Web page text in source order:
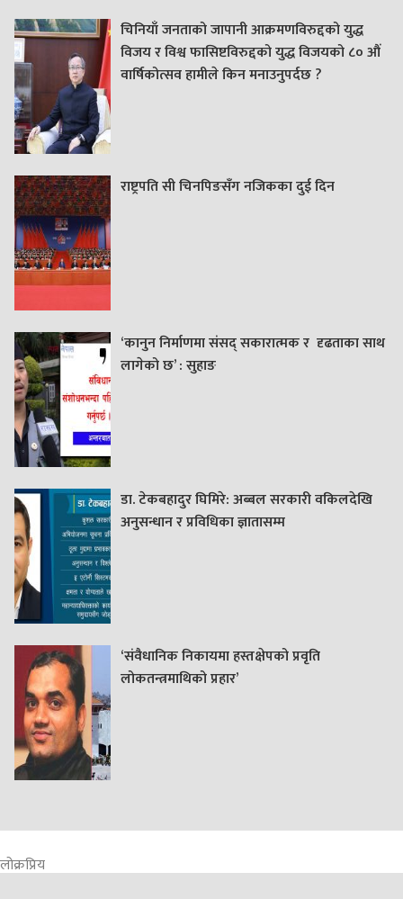
चिनियाँ जनताको जापानी आक्रमणविरुद्दको युद्ध
विजय र विश्व फासिष्टविरुद्दको युद्ध विजयको ८० औं
वार्षिकोत्सव हामीले किन मनाउनुपर्दछ ?
राष्ट्रपति सी चिनपिङसँग नजिकका दुई दिन
‘कानुन निर्माणमा संसद् सकारात्मक र दृढताका साथ
लागेको छ’ : सुहाङ
डा. टेकबहादुर घिमिरे: अब्बल सरकारी वकिलदेखि
अनुसन्धान र प्रविधिका ज्ञातासम्म
‘संवैधानिक निकायमा हस्तक्षेपको प्रवृति
लोकतन्त्रमाथिको प्रहार’
लोक्रप्रिय